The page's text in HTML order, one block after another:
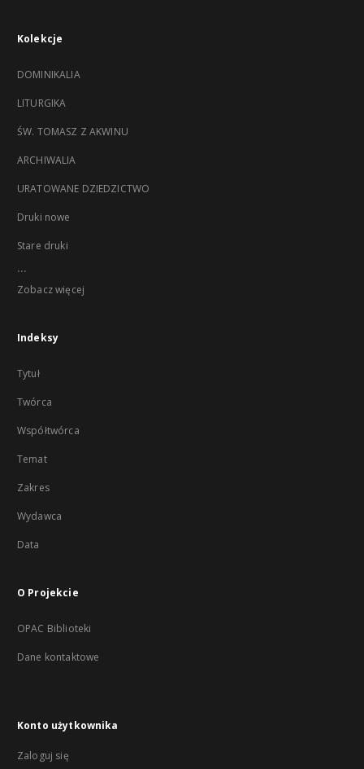
Kolekcje
DOMINIKALIA
LITURGIKA
ŚW. TOMASZ Z AKWINU
ARCHIWALIA
URATOWANE DZIEDZICTWO
Druki nowe
Stare druki
...
Zobacz więcej
Indeksy
Tytuł
Twórca
Współtwórca
Temat
Zakres
Wydawca
Data
O Projekcie
OPAC Biblioteki
Dane kontaktowe
Konto użytkownika
Zaloguj się